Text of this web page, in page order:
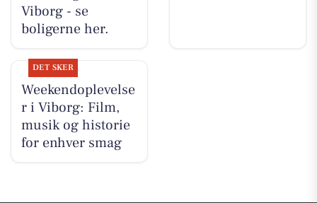
Viborg - se
boligerne her.
DET SKER
Weekendoplevelse
r i Viborg: Film,
musik og historie
for enhver smag